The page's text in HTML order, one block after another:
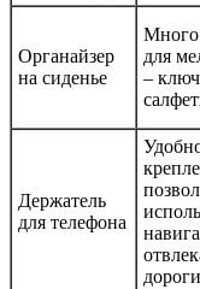
Органайзер
на сиденье
Много
для
–
Держатель
для телефона